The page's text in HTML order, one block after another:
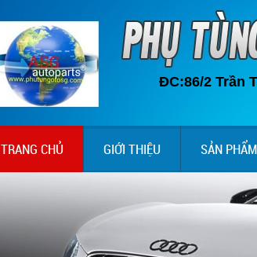
ĐC:86/2 Trần
TRANG CHỦ GIỚI THIỆU SẢN PHẨM